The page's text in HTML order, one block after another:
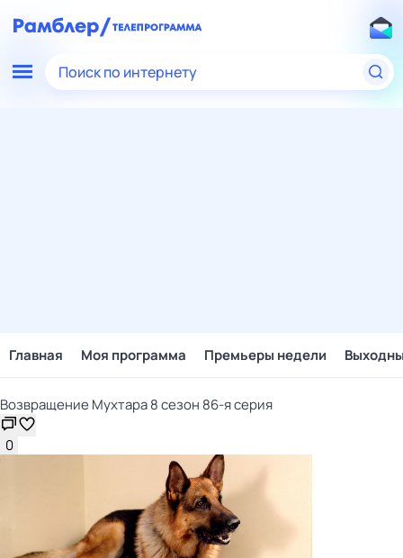
Поиск по интернету
Главная Моя программа Премьеры недели
Возвращение Мухтара 8 сезон 86-я серия
0